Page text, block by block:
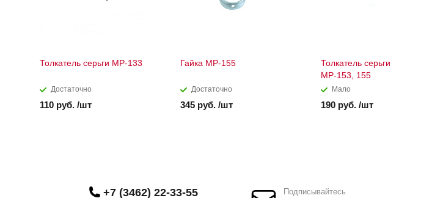
Толкатель серьги МР-133
Достаточно
110 руб. /шт
Гайка МР-155
Достаточно
345 руб. /шт
Толкатель серьги
МР-153, 155
Мало
190 руб. /шт
+7 (3462) 22-33-55
Подписывайтесь